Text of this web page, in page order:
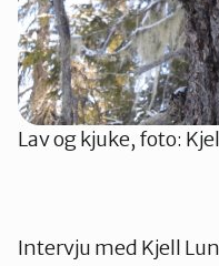
Lav og kjuke, foto:
Intervju med Kjell